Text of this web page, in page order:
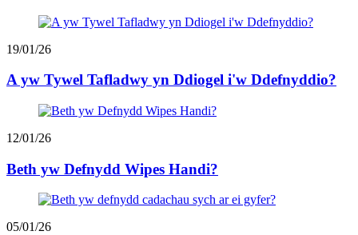
19/01/26
A yw Tywel Tafladwy yn Ddiogel i'w Ddefnyddio?
12/01/26
Beth yw Defnydd Wipes Handi?
05/01/26